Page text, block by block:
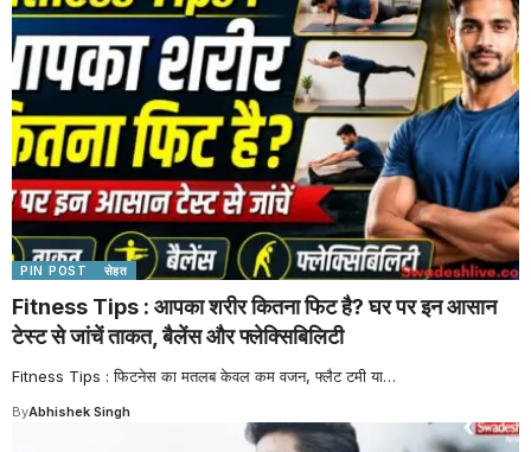
PIN POST सेहत
Fitness Tips : आपका शरीर कितना फिट है? घर पर इन आसान
टेस्ट से जांचें ताकत, बैलेंस और फ्लेक्सिबिलिटी
Fitness Tips : फिटनेस का मतलब केवल कम वजन, फ्लैट टमी या…
ByAbhishek Singh